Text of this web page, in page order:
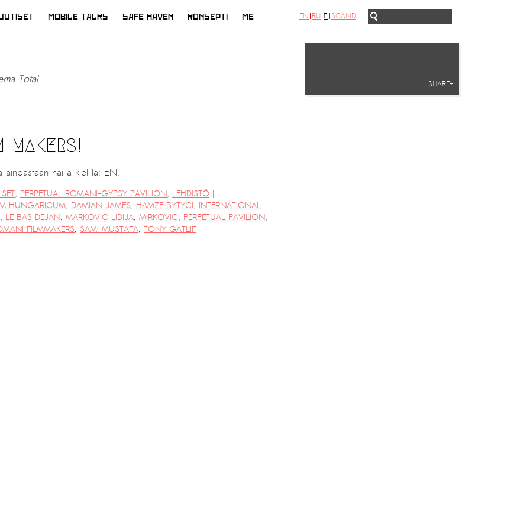
UUTISET MOBILE TALKS SAFE HAVEN KONSEPTI ME EN RU FI SCAND
Total
MAKERS!
näillä kielillä: EN.
, PERPETUAL ROMANI-GYPSY PAVILION, LEHDISTÖ |
HUNGARICUM, DAMIAN JAMES, HAMZE BYTYCI, INTERNATIONAL
, LE BAS DEJAN, MARKOVIC LIDIJA, MIRKOVIC, PERPETUAL PAVILION,
FILMMAKERS, SAMI MUSTAFA, TONY GATLIF
SHARE+